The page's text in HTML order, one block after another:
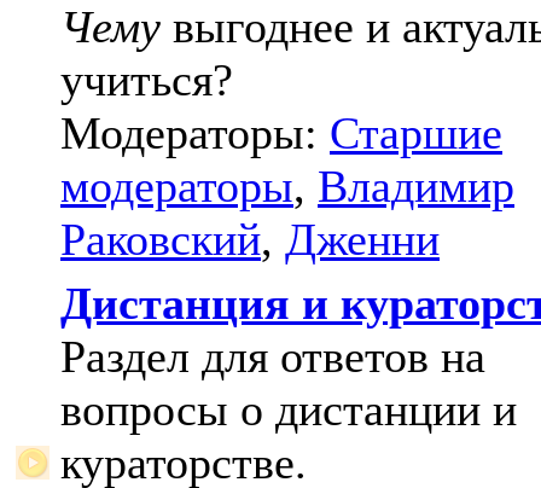
Чему выгоднее и
учиться?
Модераторы: Старшие
модераторы, Владимир
Раковский, Дженни
Дистанция и
Раздел для ответов на
вопросы о дистанции и
кураторстве.